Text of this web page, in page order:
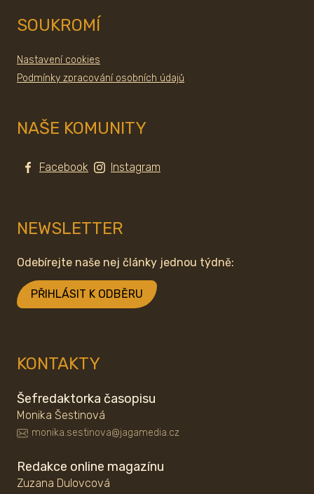
SOUKROMÍ
Nastavení cookies
Podmínky zpracování osobních údajů
NAŠE KOMUNITY
Facebook Instagram
NEWSLETTER
Odebírejte naše nej články jednou týdně:
PŘIHLÁSIT K ODBĚRU
KONTAKTY
Šefredaktorka časopisu
Monika Šestinová
monika.sestinova@jagamedia.cz
Redakce online magazínu
Zuzana Dulovcová